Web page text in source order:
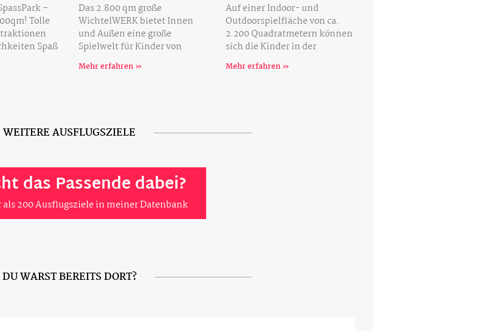
–
Tolle
Spaß
Das 2.800 qm große
WichtelWERK bietet Innen
und Außen eine große
Spielwelt für Kinder von
Mehr erfahren »
Auf einer Indoor- und
Outdoorspielfläche von ca.
2.200 Quadratmetern können
sich die Kinder in der
Mehr erfahren »
WEITERE AUSFLUGSZIELE
das Passende dabei?
200 Ausflugsziele in meiner Datenbank
DU WARST BEREITS DORT?